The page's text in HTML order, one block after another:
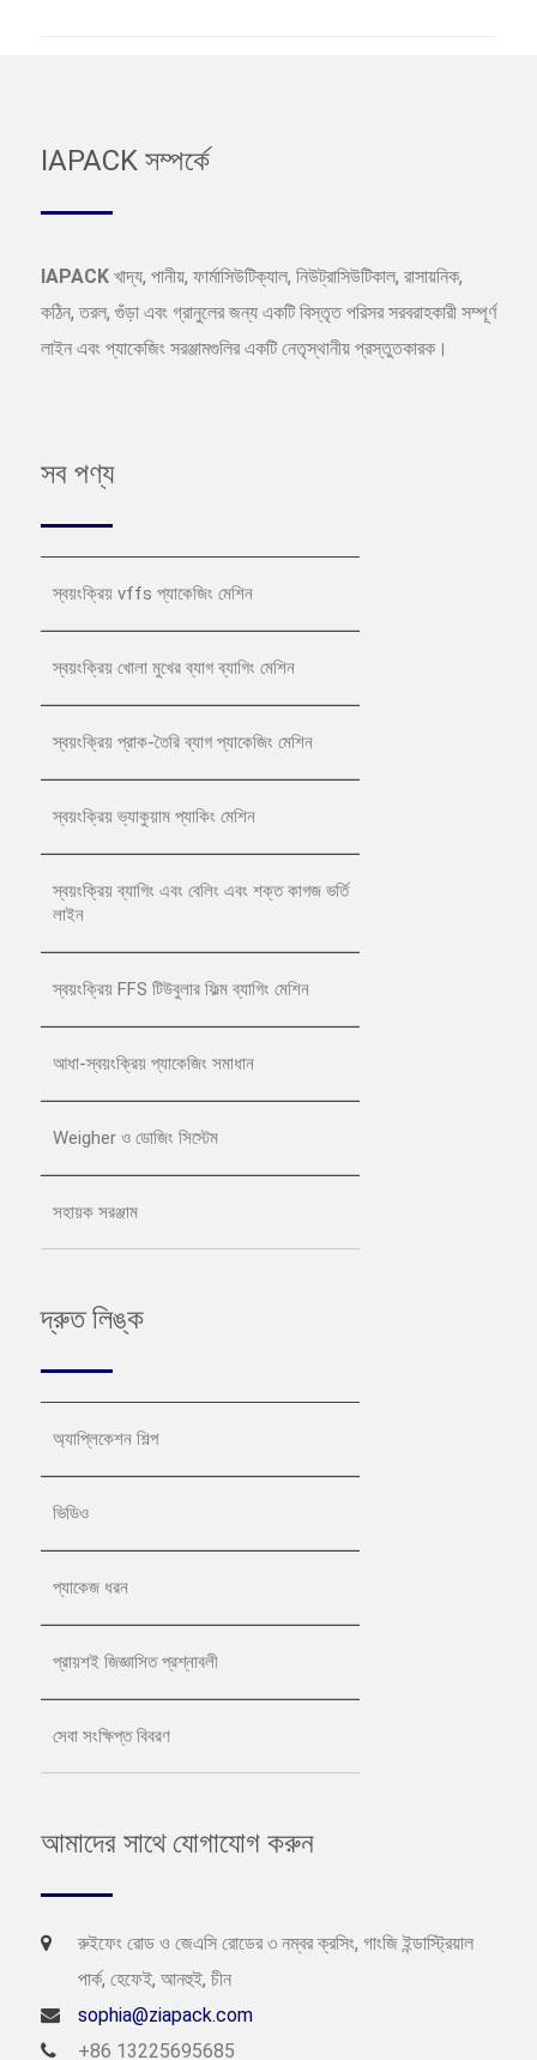
IAPACK সম্পর্কে
IAPACK খাদ্য, পানীয়, ফার্মাসিউটিক্যাল, নিউট্রাসিউটিকাল, রাসায়নিক,
কঠিন, তরল, গুঁড়া এবং গ্রানুলের জন্য একটি বিস্তৃত পরিসর সরবরাহকারী সম্পূর্ণ
লাইন এবং প্যাকেজিং সরঞ্জামগুলির একটি নেতৃস্থানীয় প্রস্তুতকারক।
সব পণ্য
স্বয়ংক্রিয় vffs প্যাকেজিং মেশিন
স্বয়ংক্রিয় খোলা মুখের ব্যাগ ব্যাগিং মেশিন
স্বয়ংক্রিয় প্রাক-তৈরি ব্যাগ প্যাকেজিং মেশিন
স্বয়ংক্রিয় ভ্যাকুয়াম প্যাকিং মেশিন
স্বয়ংক্রিয় ব্যাগিং এবং বেলিং এবং শক্ত কাগজ ভর্তি
লাইন
স্বয়ংক্রিয় FFS টিউবুলার ফিল্ম ব্যাগিং মেশিন
আধা-স্বয়ংক্রিয় প্যাকেজিং সমাধান
Weigher ও ডোজিং সিস্টেম
সহায়ক সরঞ্জাম
দ্রুত লিঙ্ক
অ্যাপ্লিকেশন শিল্প
ভিডিও
প্যাকেজ ধরন
প্রায়শই জিজ্ঞাসিত প্রশ্নাবলী
সেবা সংক্ষিপ্ত বিবরণ
আমাদের সাথে যোগাযোগ করুন
রুইফেং রোড ও জেএসি রোডের ৩ নম্বর ক্রসিং, গাংজি ইন্ডাস্ট্রিয়াল
পার্ক, হেফেই, আনহুই, চীন
sophia@ziapack.com
+86 13225695685